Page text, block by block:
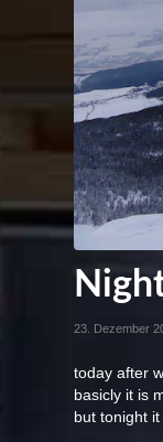
23. Dezember
today after
basicly it is
but tonight